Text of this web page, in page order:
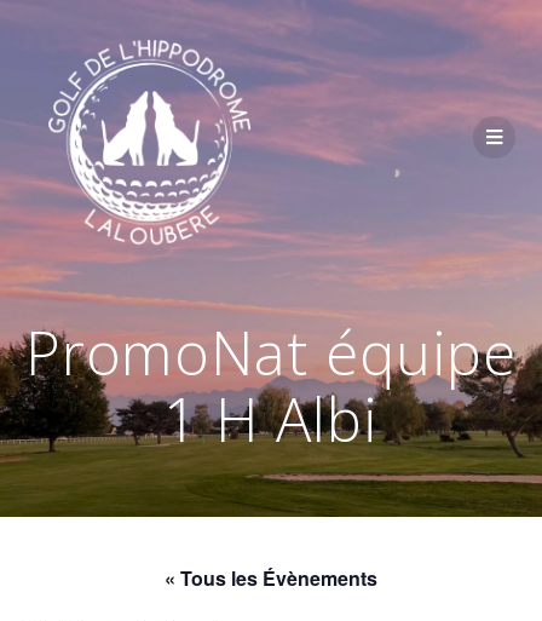
Passer
contenu
PromoNat équipe
1 H Albi
« Tous les Évènements